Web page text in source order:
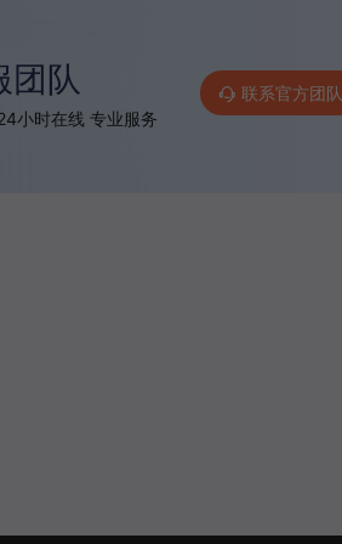
团队
小时在线 专业服务
联系官方团队